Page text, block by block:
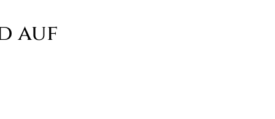
auf